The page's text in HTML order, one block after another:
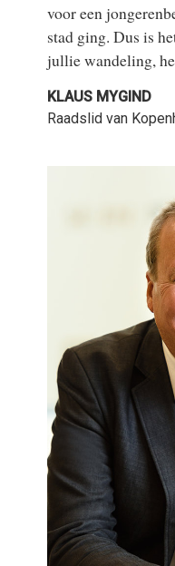
voor een
stad ging. Dus is
jullie wandeling,
KLAUS MYGIND
Raadslid van